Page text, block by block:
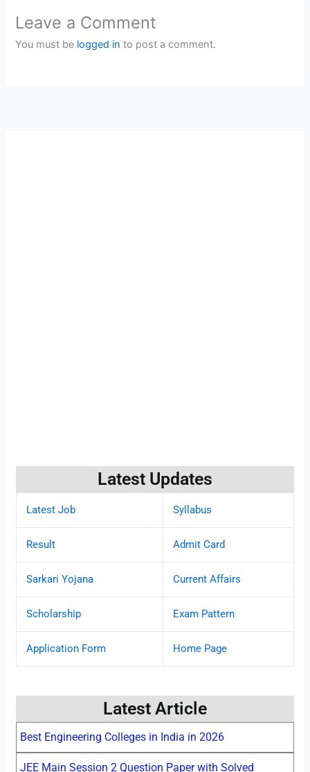
Leave a Comment
You must be logged in to post a comment.
Latest Updates
Latest Job Syllabus
Result Admit Card
Sarkari Yojana Current Affairs
Scholarship Exam Pattern
Application Form Home Page
Latest Article
Best Engineering Colleges in India in 2026
JEE Main Session 2 Question Paper with Solved